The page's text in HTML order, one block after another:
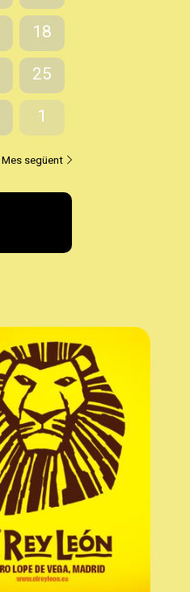
18
25
1
Mes següent